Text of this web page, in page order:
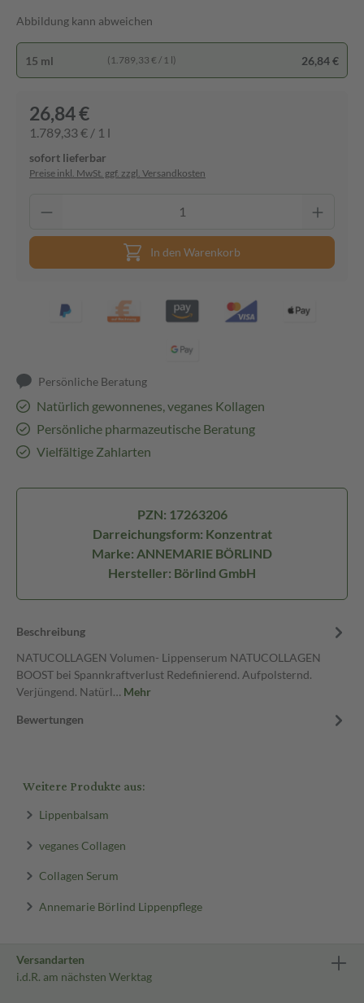
Abbildung kann abweichen
15 ml (1.789,33 € / 1 l) 26,84 €
26,84 €
1.789,33 € / 1 l
sofort lieferbar
Preise inkl. MwSt. ggf. zzgl. Versandkosten
In den Warenkorb
Persönliche Beratung
Natürlich gewonnenes, veganes Kollagen
Persönliche pharmazeutische Beratung
Vielfältige Zahlarten
PZN: 17263206
Darreichungsform: Konzentrat
Marke: ANNEMARIE BÖRLIND
Hersteller: Börlind GmbH
Beschreibung
NATUCOLLAGEN Volumen- Lippenserum NATUCOLLAGEN
BOOST bei Spannkraftverlust Redefinierend. Aufpolsternd.
Verjüngend. Natürl… Mehr
Bewertungen
Weitere Produkte aus:
Lippenbalsam
veganes Collagen
Collagen Serum
Annemarie Börlind Lippenpflege
Versandarten
i.d.R. am nächsten Werktag